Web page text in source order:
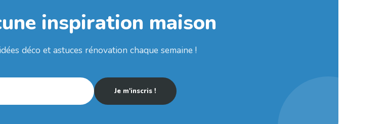
inspiration maison
déco et astuces rénovation chaque semaine !
Je m'inscris !